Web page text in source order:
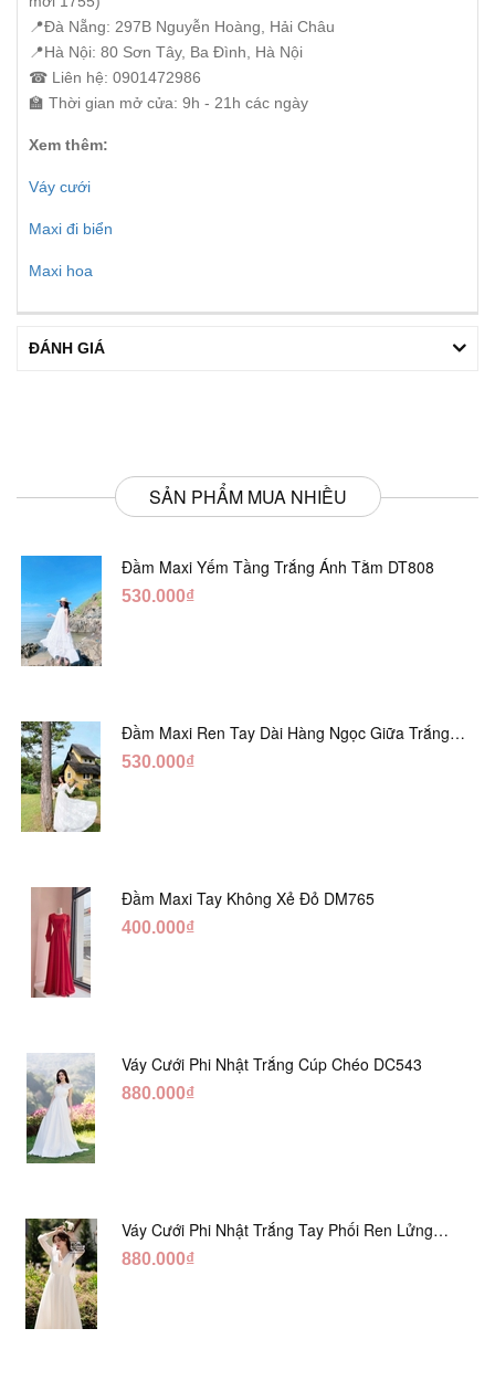
📍Đà Nẵng: 297B Nguyễn Hoàng, Hải Châu
📍Hà Nội: 80 Sơn Tây, Ba Đình, Hà Nội
☎ Liên hệ: 0901472986
🏫 Thời gian mở cửa: 9h - 21h các ngày
Xem thêm:
Váy cưới
Maxi đi biển
Maxi hoa
ĐÁNH GIÁ
SẢN PHẨM MUA NHIỀU
Đầm Maxi Yếm Tầng Trắng Ánh Tằm DT808
530.000₫
Đầm Maxi Ren Tay Dài Hàng Ngọc Giữa Trắng
DT730
530.000₫
Đầm Maxi Tay Không Xẻ Đỏ DM765
400.000₫
Váy Cưới Phi Nhật Trắng Cúp Chéo DC543
880.000₫
Váy Cưới Phi Nhật Trắng Tay Phối Ren Lửng
DC554
880.000₫